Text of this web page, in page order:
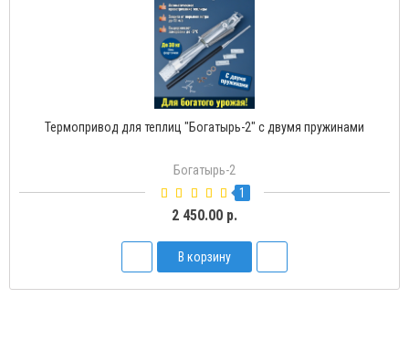
Термопривод для теплиц "Богатырь-2" с двумя пружинами
Богатырь-2
1
2 450.00 р.
В корзину